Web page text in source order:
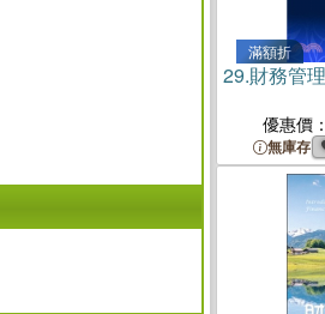
滿額折
29.財務管
優惠價
無庫存